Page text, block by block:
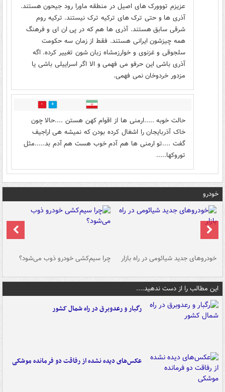
عزیزم تووورک های اصیل در منطقه ماورا رود جیحون هستند.
آذری ها و حتی ترک های ترکیه ترک نیستند. ترکیه روم
شرقی سابق هستند. آذری ها هم که در پی ان ای و فرهنگ
همه چیزشون ایرانی هستند. فقط از زمان سه حکومت
سلجوقی و غزنوی و خوارزمشاه زبان شون تغییر کرده. اگه
آذری باشی این حرفو می فهمی و الا اگر اسراییلی باشی یا
مزدور خردوخان نمی فهمی.
4
حالت خوبه .....ارمنی ها از اقوام کهن هستن ....حالا چون
خاک آذربایجان را اشغال کرده بودن که نمیشه هی اراجیف
گفت ....تو ارمنی ها هم آدم خوب هست هم آدم بد.....مثل
توروکها.....
خودرو
خودروهای جدید شیائومی در راه بازار چرا سیم‌کشی خودرو ذوب می‌شود؟
این مطالب را از دست ندهید....
رگبار و رعدوبرق در راه شمال کشور
عکس‌های دیده نشده از رفاقت دو فرمانده‌ موشکی